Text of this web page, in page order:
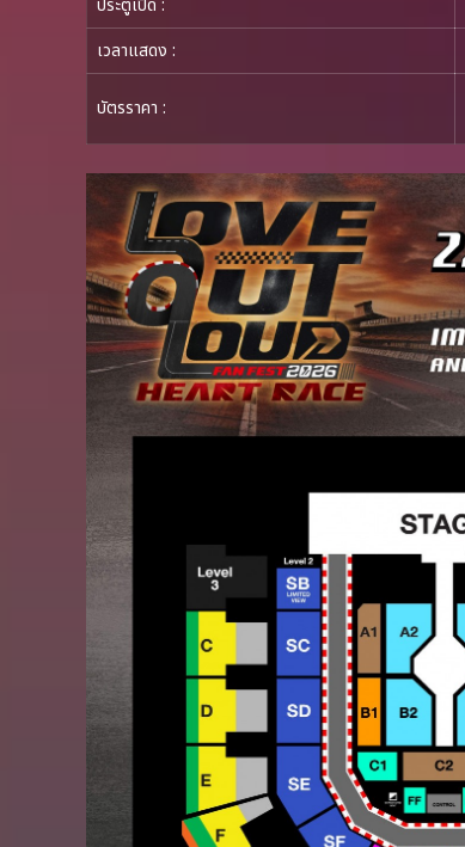
ประตูเปิด :
เวลาแสดง :
บัตรราคา :